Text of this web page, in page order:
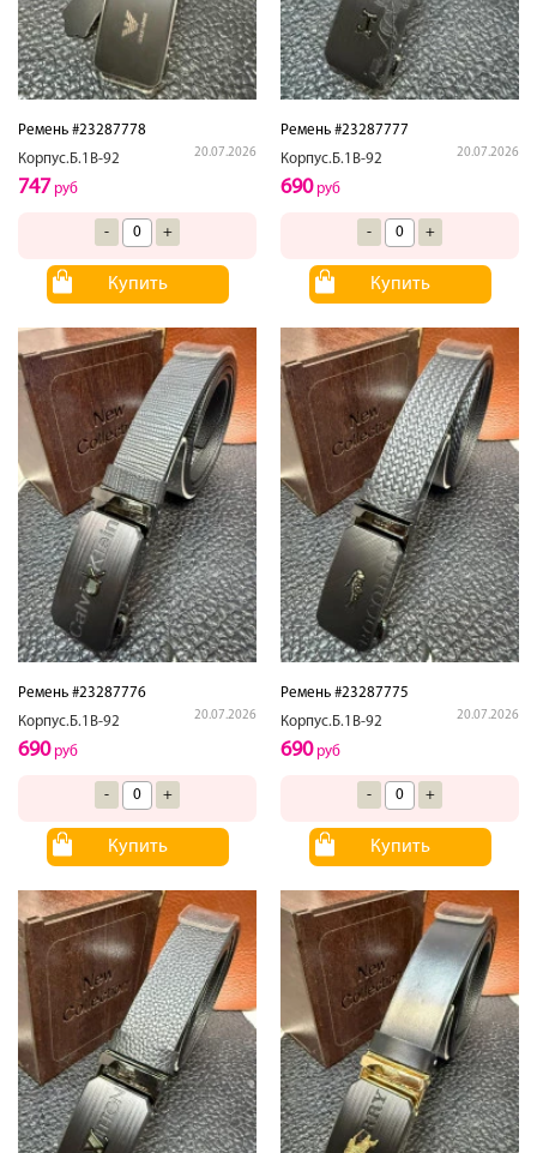
Ремень #23287778
Корпус.Б.1В-92
20.07.2026
747 руб
- +
Купить
Ремень #23287777
Корпус.Б.1В-92
20.07.2026
690руб
- +
Купить
Ремень #23287776
Корпус.Б.1В-92
20.07.2026
690руб
- +
Купить
Ремень #23287775
Корпус.Б.1В-92
20.07.2026
690руб
- +
Купить